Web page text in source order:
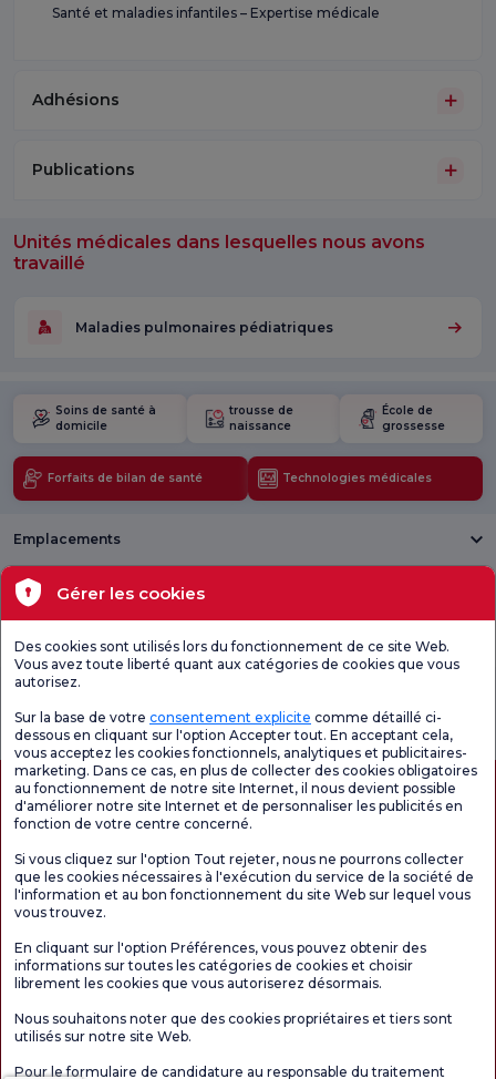
Santé et maladies infantiles – Expertise médicale
Adhésions
Publications
Unités médicales dans lesquelles nous avons
travaillé
Maladies pulmonaires pédiatriques
Soins de santé à
domicile
trousse de
naissance
École de
grossesse
Forfaits de bilan de santé Technologies médicales
Emplacements
Santé actuelle
Unités médicales
générale de
satisfaction
questionnaire de
satisfaction.
satisfaction sur
les promotions
Le contenu de cette page est fourni à titre informatif uniquement. N'hésitez pas à
consulter votre médecin pour obtenir un diagnostic et un traitement.
06.08.2026
Gérer les cookies
Des cookies sont utilisés lors du fonctionnement de ce site Web.
Vous avez toute liberté quant aux catégories de cookies que vous
autorisez.
Sur la base de votre consentement explicite comme détaillé ci-
dessous en cliquant sur l'option Accepter tout. En acceptant cela,
vous acceptez les cookies fonctionnels, analytiques et publicitaires-
marketing. Dans ce cas, en plus de collecter des cookies obligatoires
au fonctionnement de notre site Internet, il nous devient possible
d'améliorer notre site Internet et de personnaliser les publicités en
fonction de votre centre concerné.
Si vous cliquez sur l'option Tout rejeter, nous ne pourrons collecter
que les cookies nécessaires à l'exécution du service de la société de
l'information et au bon fonctionnement du site Web sur lequel vous
vous trouvez.
En cliquant sur l'option Préférences, vous pouvez obtenir des
informations sur toutes les catégories de cookies et choisir
librement les cookies que vous autoriserez désormais.
Nous souhaitons noter que des cookies propriétaires et tiers sont
utilisés sur notre site Web.
Pour le formulaire de candidature au responsable du traitement